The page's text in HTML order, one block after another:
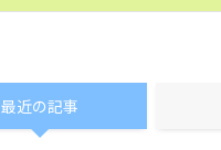
最近の記事